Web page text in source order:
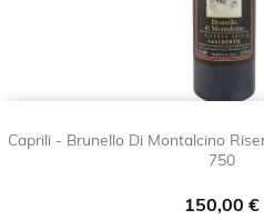
Caprili - Brunello Di Montalcino
750
Prezzo
150,00 €